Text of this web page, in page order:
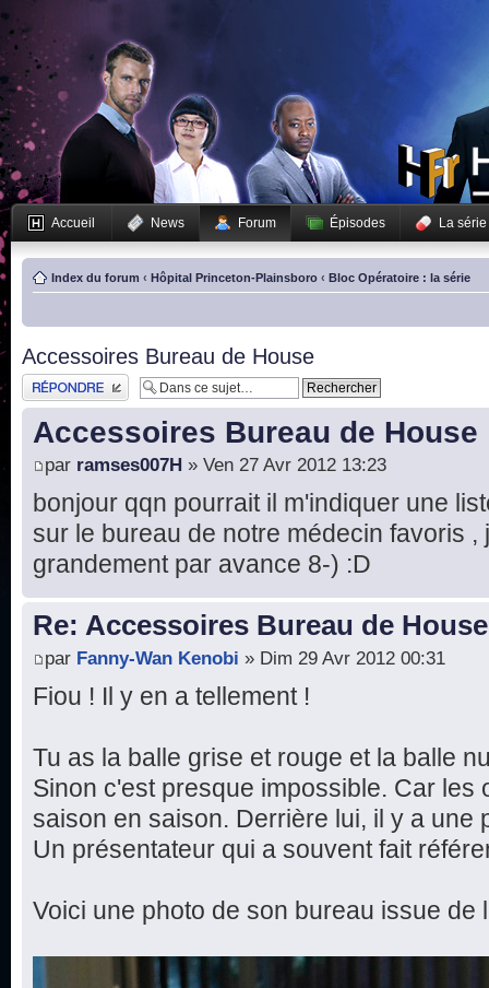
Accueil News Forum Épisodes La série
Index du forum ‹ Hôpital Princeton-Plainsboro ‹ Bloc Opératoire : la série
Accessoires Bureau de House
Publier une réponse
Accessoires Bureau de House
par ramses007H » Ven 27 Avr 2012 13:23
bonjour qqn pourrait il m'indiquer une
sur le bureau de notre médecin favoris ,
grandement par avance 8-) :D
Re: Accessoires Bureau de House
par Fanny-Wan Kenobi » Dim 29 Avr 2012 00:31
Fiou ! Il y en a tellement !
Tu as la balle grise et rouge et la balle
Sinon c'est presque impossible. Car les
saison en saison. Derrière lui, il y a une
Un présentateur qui a souvent fait
Voici une photo de son bureau issue de